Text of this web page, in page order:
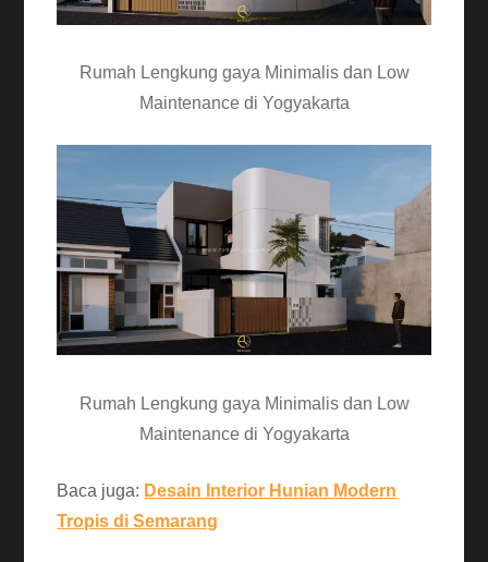
Rumah Lengkung gaya Minimalis dan Low
Maintenance di Yogyakarta
Rumah Lengkung gaya Minimalis dan Low
Maintenance di Yogyakarta
Baca juga: Desain Interior Hunian Modern
Tropis di Semarang